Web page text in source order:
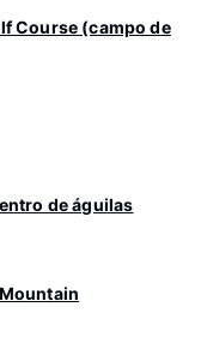
Course (campo de
de águilas